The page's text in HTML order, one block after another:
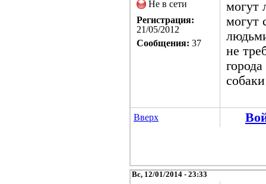
Не в сети
Регистрация:
21/05/2012
Сообщения: 37
могут
могут
не
Вверх
Вс, 12/01/2014 - 23:33